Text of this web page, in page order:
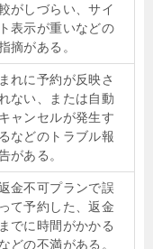
がしづらい、サイ
ト表示が重いなどの
摘がある。
まれに予約が反映さ
れない、または自動
キャンセルが発生す
るなどのトラブル報
がある。
金不可プランで誤
って予約した、返金
までに時間がかかる
などの不満がある。